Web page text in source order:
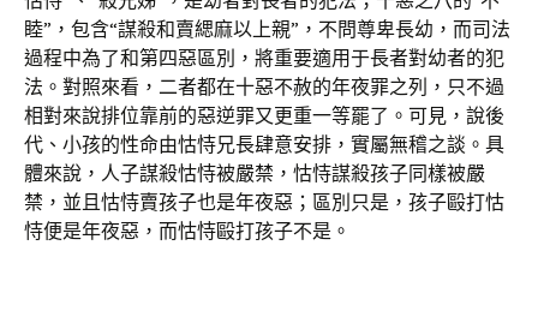
睦”，包含“謀殺和賣緦麻以上親”，不問尊卑長幼，而司法
過程中為了和第四惡區別，將重要適用于長者對幼者的犯
法。對照來看，二者都在十惡不赦的年夜罪之列，只不過
相對來說排位靠前的惡逆罪又更重一等罷了。可見，說後
代、小孩的性命由怙恃兄長肆意安排，實屬無稽之談。具
體來說，人子謀殺怙恃被嚴禁，怙恃謀殺孩子同樣被嚴
禁，並且怙恃賣孩子也是年夜惡；區別只是，孩子毆打怙
恃便是年夜惡，而怙恃毆打孩子不是。